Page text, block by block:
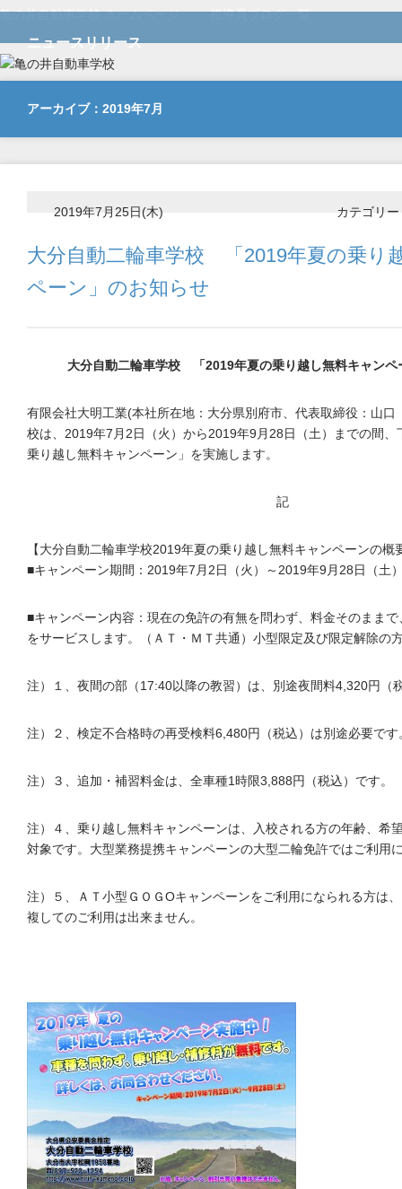
亀の井自動車学校 ホームページ 指導員ブログ一覧
ニュースリリース
アーカイブ：2019年7月
2019年7月25日(木) カテゴリー
大分自動二輪車学校 「2019年夏の乗り
ペーン」のお知らせ
大分自動二輪車学校 「2019年夏の乗り越し無料キャンペ
有限会社大明工業(本社所在地：大分県別府市、代表取締役：山
校は、2019年7月2日（火）から2019年9月28日（土）までの間、
乗り越し無料キャンペーン」を実施します。
記
【大分自動二輪車学校2019年夏の乗り越し無料キャンペーンの概
■キャンペーン期間：2019年7月2日（火）～2019年9月28日（土
■キャンペーン内容：現在の免許の有無を問わず、料金そのまま
をサービスします。（ＡＴ・ＭＴ共通）小型限定及び限定解除の
注）１、夜間の部（17:40以降の教習）は、別途夜間料4,320円（
注）２、検定不合格時の再受検料6,480円（税込）は別途必要です
注）３、追加・補習料金は、全車種1時限3,888円（税込）です。
注）４、乗り越し無料キャンペーンは、入校される方の年齢、希
対象です。大型業務提携キャンペーンの大型二輪免許ではご利用
注）５、ＡＴ小型ＧＯＧOキャンペーンをご利用になられる方は
複してのご利用は出来ません。